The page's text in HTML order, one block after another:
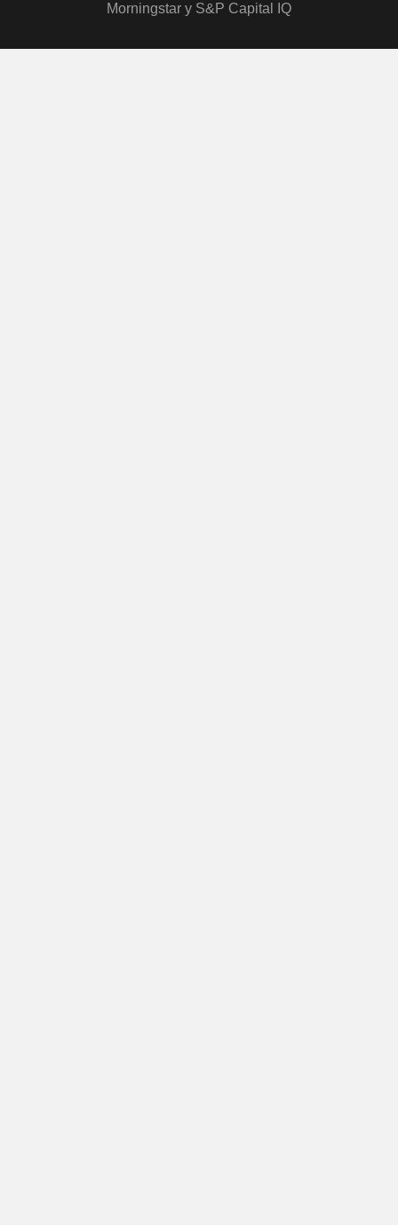
Morningstar y S&P Capital IQ